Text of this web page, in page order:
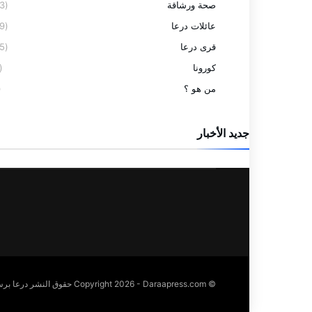
صحة ورشاقة
(23)
عائلات درعا
(59)
قرى درعا
(95)
كورونا
(9)
من هو ؟
جديد الأخبار
© Copyright 2026 - Daraapress.com حقوق النشر درعا برس 2026